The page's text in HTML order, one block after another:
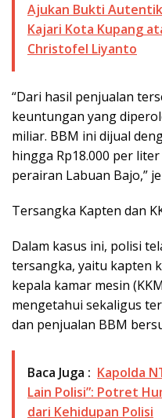
Ajukan Bukti Autentik
Kajari Kota Kupang
Christofel Liyanto
“Dari hasil penjualan
keuntungan yang
miliar. BBM ini dijual
hingga Rp18.000 per
perairan Labuan Bajo,”
Tersangka Kapten dan
Dalam kasus ini, polisi
tersangka, yaitu kapten
kepala kamar mesin
mengetahui sekaligus
dan penjualan BBM
Baca Juga : Kapolda
Lain Polisi”: Potret
dari Kehidupan Polisi